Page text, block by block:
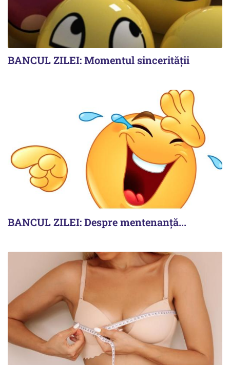
BANCUL ZILEI: Momentul sincerității
BANCUL ZILEI: Despre mentenanță...